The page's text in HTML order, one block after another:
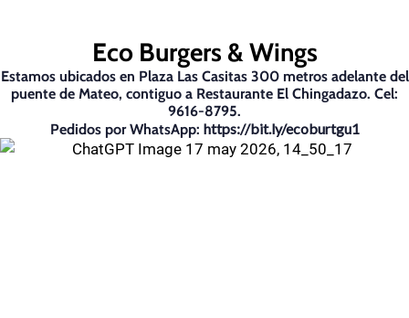
Eco Burgers & Wings
Estamos ubicados en Plaza Las Casitas 300 metros adelante del
puente de Mateo, contiguo a Restaurante El Chingadazo. Cel:
9616-8795.
Pedidos por WhatsApp: https://bit.ly/ecoburtgu1